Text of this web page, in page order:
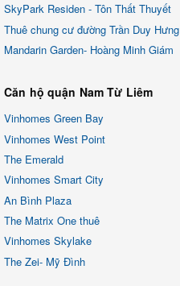
SkyPark Residen - Tôn Thất Thuyết
Thuê chung cư đường Trần Duy Hưng
Mandarin Garden- Hoàng Minh Giám
Căn hộ quận Nam Từ Liêm
Vinhomes Green Bay
Vinhomes West Point
The Emerald
Vinhomes Smart City
An Bình Plaza
The Matrix One thuê
Vinhomes Skylake
The Zei- Mỹ Đình